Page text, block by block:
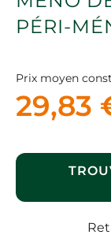
PÉRI-
Prix moyen
29,83